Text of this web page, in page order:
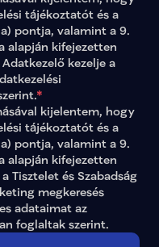
tájékoztatót és a
a) pontja, valamint a 9.
alapján kifejezetten
kezelje a
*
kijelentem, hogy
tájékoztatót és a
a) pontja, valamint a 9.
alapján kifejezetten
Tisztelet és Szabadság
megkeresés
foglaltak szerint.